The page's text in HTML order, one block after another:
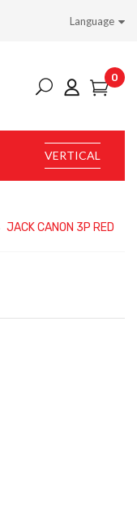
Language
0
VERTICAL
JACK CANON 3P RED